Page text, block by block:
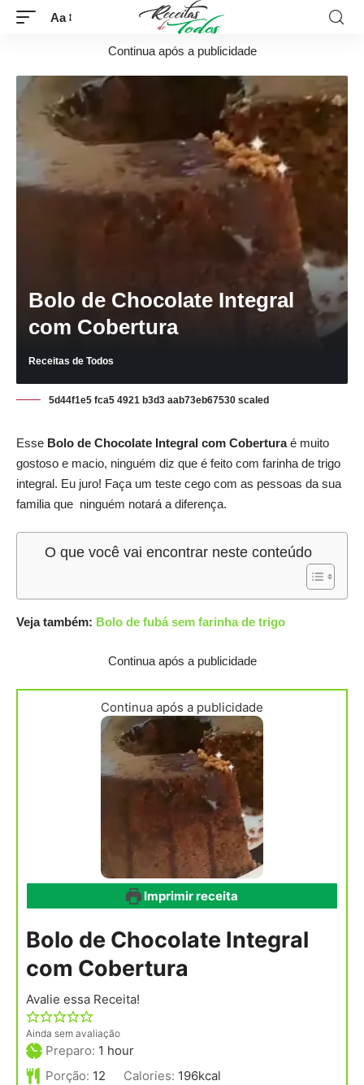
Aa
Continua após a publicidade
Bolo de Chocolate Integral
com Cobertura
Receitas de Todos
5d44f1e5 fca5 4921 b3d3 aab73eb67530 scaled
Esse Bolo de Chocolate Integral com Cobertura é muito
gostoso e macio, ninguém diz que é feito com farinha de trigo
integral. Eu juro! Faça um teste cego com as pessoas da sua
familia que ninguém notará a diferença.
O que você vai encontrar neste conteúdo
Veja também: Bolo de fubá sem farinha de trigo
Continua após a publicidade
Continua após a publicidade
Imprimir receita
Bolo de Chocolate Integral
com Cobertura
Avalie essa Receita!
Ainda sem avaliação
Preparo: 1 hour
hour
Porção: 12 Calories: 196kcal